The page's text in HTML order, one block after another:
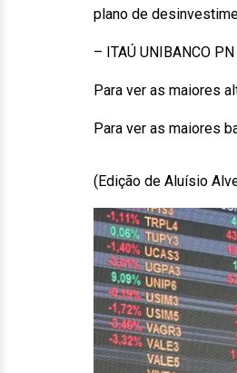
plano de
– ITAÚ UNIBANCO
Para ver as maiores
Para ver as maiores
(Edição de Aluísio